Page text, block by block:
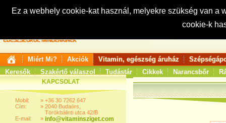
Ez a webhely cookie-kat használ, melyekre szükség van
cookie-k
Keresés:
Miért Mi? Akciók Vitamin, egészség áruház
Keresők
Szakértő válaszol Tudástár Cikkek Narancsbőr
KAPCSOLAT
Mobil:
Cím:
E-mail:
»
»
»
+36 30 7262 647
2040 Budaörs,
Törökbálinti utca 42/B
info@vitaminsziget.com